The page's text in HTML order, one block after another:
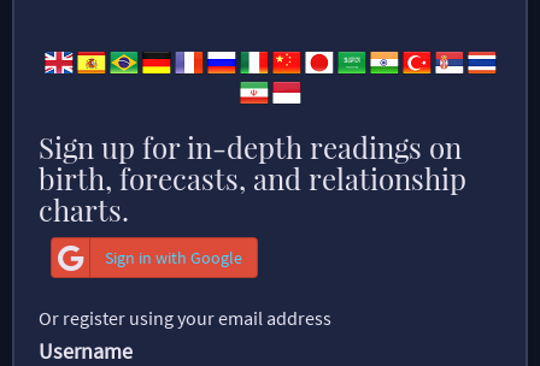
Sign up for in-depth readings on
birth, forecasts, and relationship
charts.
Sign in with Google
Or register using your email address
Username